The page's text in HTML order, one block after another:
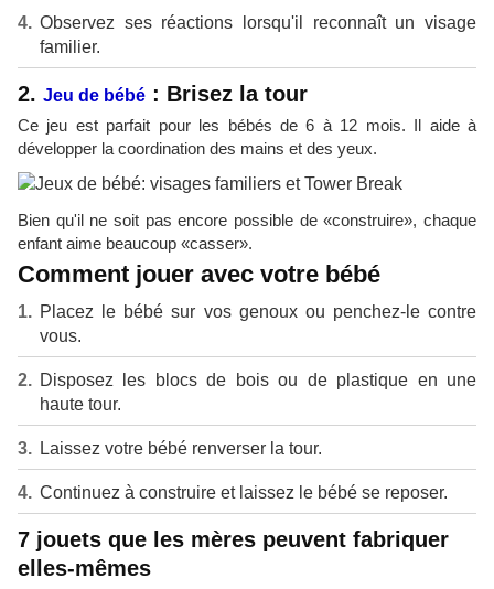
Observez ses réactions lorsqu'il reconnaît un visage
familier.
2. Jeu de bébé : Brisez la tour
Ce jeu est parfait pour les bébés de 6 à 12 mois. Il aide à
développer la coordination des mains et des yeux.
Bien qu'il ne soit pas encore possible de «construire», chaque
enfant aime beaucoup «casser».
Comment jouer avec votre bébé
Placez le bébé sur vos genoux ou penchez-le contre
vous.
Disposez les blocs de bois ou de plastique en une
haute tour.
Laissez votre bébé renverser la tour.
Continuez à construire et laissez le bébé se reposer.
7 jouets que les mères peuvent fabriquer
elles-mêmes